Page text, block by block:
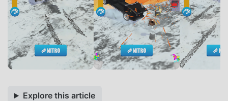
Explore this article